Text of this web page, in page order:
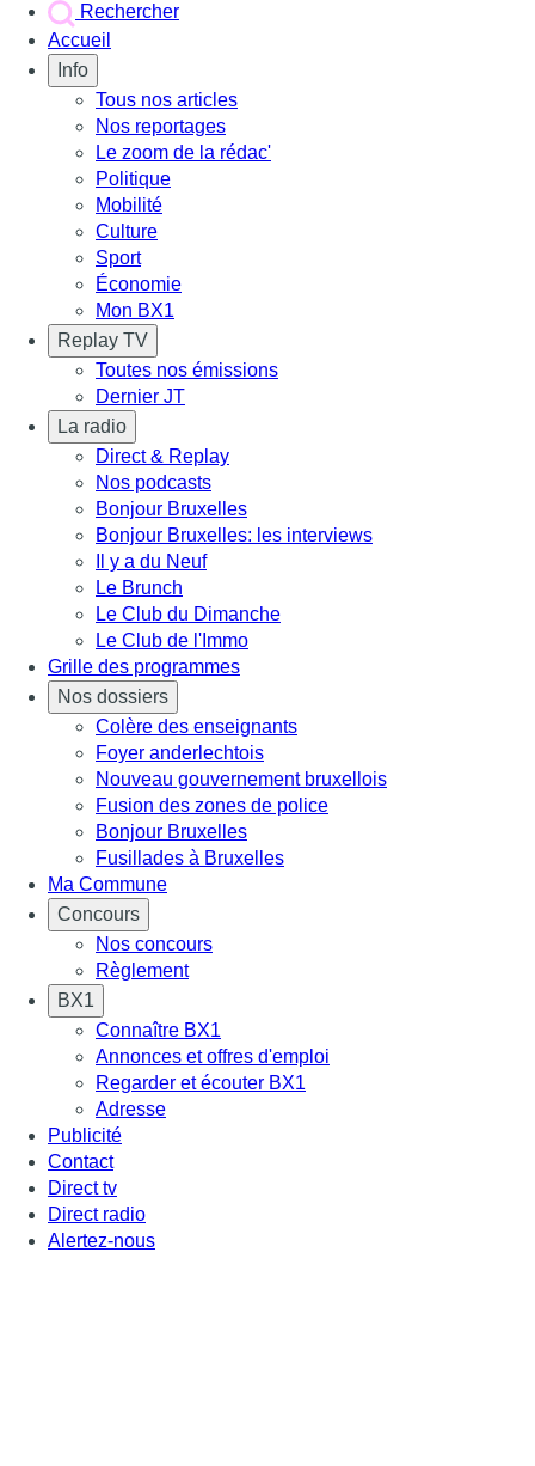
Rechercher
Accueil
Info
Tous nos articles
Nos reportages
Le zoom de la rédac'
Politique
Mobilité
Culture
Sport
Économie
Mon BX1
Replay TV
Toutes nos émissions
Dernier JT
La radio
Direct & Replay
Nos podcasts
Bonjour Bruxelles
Bonjour Bruxelles: les interviews
Il y a du Neuf
Le Brunch
Le Club du Dimanche
Le Club de l'Immo
Grille des programmes
Nos dossiers
Colère des enseignants
Foyer anderlechtois
Nouveau gouvernement bruxellois
Fusion des zones de police
Bonjour Bruxelles
Fusillades à Bruxelles
Ma Commune
Concours
Nos concours
Règlement
BX1
Connaître BX1
Annonces et offres d'emploi
Regarder et écouter BX1
Adresse
Publicité
Contact
Direct tv
Direct radio
Alertez-nous